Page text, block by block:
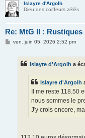
Islayre d'Argolh
Dieu des coiffeurs zélés
Re: MtG II : Rustiques
Mven. juin 05, 2026 2:52 pm
Islayre d'Argolh a
Islayre d'Argolh
Il me reste 118.50
nous sommes le
J'y crois encore,